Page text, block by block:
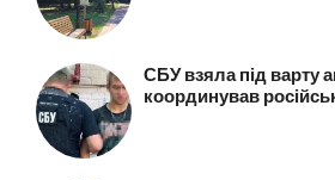
СБУ взяла під варту
координував